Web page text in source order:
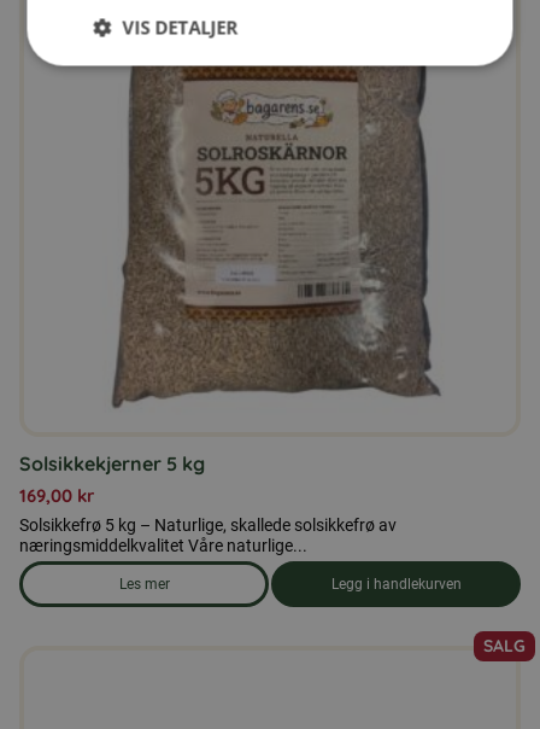
Solsikkekjerner 5 kg
169,00 kr
Solsikkefrø 5 kg – Naturlige, skallede solsikkefrø av
næringsmiddelkvalitet Våre naturlige...
Les mer
om produkten Solsikkekjerner 5 kg
Legg i handlekurven
SALG
VIS DETALJER